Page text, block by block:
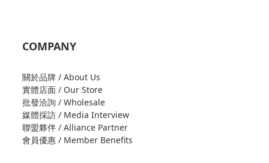
COMPANY
關於品牌 / About Us
實體店面 / Our Store
批發洽詢 / Wholesale
媒體採訪 / Media Interview
聯盟夥伴 / Alliance Partner
會員優惠 / Member Benefits